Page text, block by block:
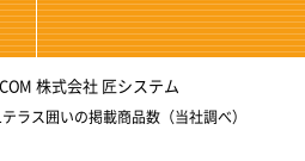
株式会社 匠システム
ラス囲いの掲載商品数（当社調べ）